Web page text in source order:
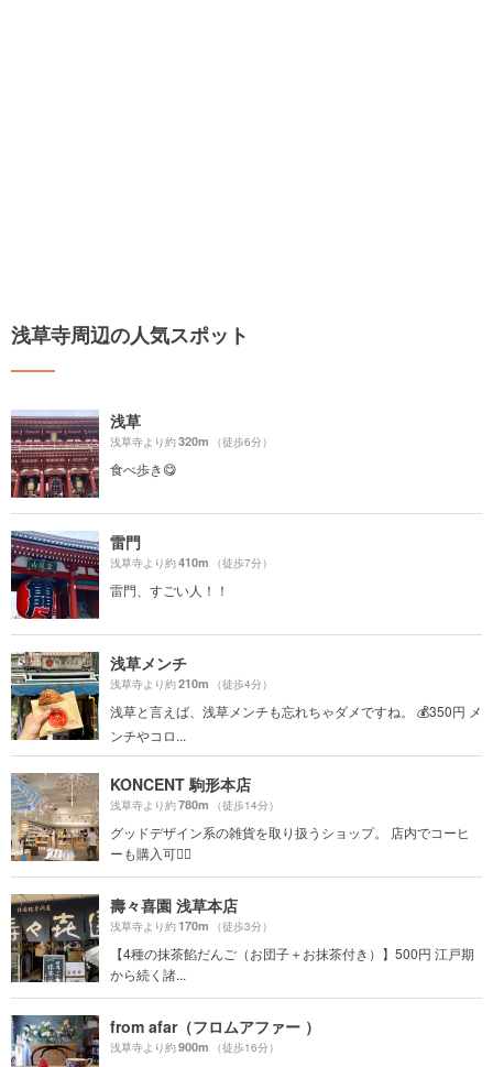
浅草寺周辺の人気スポット
浅草
浅草寺より約320m （徒歩6分）
食べ歩き😋
雷門
浅草寺より約410m （徒歩7分）
雷門、すごい人！！
浅草メンチ
浅草寺より約210m （徒歩4分）
浅草と言えば、浅草メンチも忘れちゃダメですね。 💰350円 メ
ンチやコロ...
KONCENT 駒形本店
浅草寺より約780m （徒歩14分）
グッドデザイン系の雑貨を取り扱うショップ。 店内でコーヒ
ーも購入可🙆‍♀️
壽々喜園 浅草本店
浅草寺より約170m （徒歩3分）
【4種の抹茶餡だんご（お団子＋お抹茶付き）】500円 江戸期
から続く諸...
from afar（フロムアファー ）
浅草寺より約900m （徒歩16分）